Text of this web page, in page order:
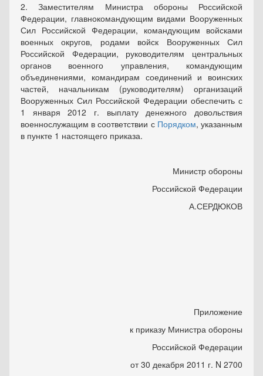
2. Заместителям Министра обороны Российской
Федерации, главнокомандующим видами Вооруженных
Сил Российской Федерации, командующим войсками
военных округов, родами войск Вооруженных Сил
Российской Федерации, руководителям центральных
органов военного управления, командующим
объединениями, командирам соединений и воинских
частей, начальникам (руководителям) организаций
Вооруженных Сил Российской Федерации обеспечить с
1 января 2012 г. выплату денежного довольствия
военнослужащим в соответствии с Порядком, указанным
в пункте 1 настоящего приказа.
Министр обороны
Российской Федерации
А.СЕРДЮКОВ
Приложение
к приказу Министра обороны
Российской Федерации
от 30 декабря 2011 г. N 2700